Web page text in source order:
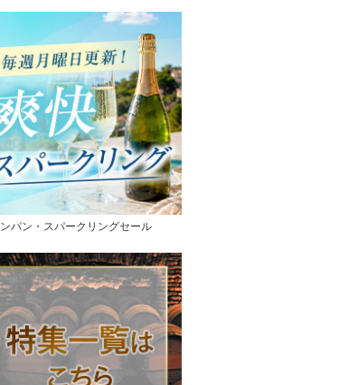
パン・スパークリングセール